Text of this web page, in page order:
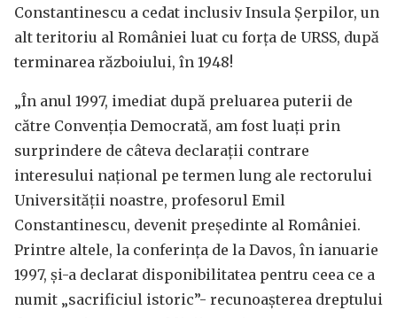
Constantinescu a cedat inclusiv Insula Șerpilor, un
alt teritoriu al României luat cu forța de URSS, după
terminarea războiului, în 1948!
„În anul 1997, imediat după preluarea puterii de
către Convenția Democrată, am fost luați prin
surprindere de câteva declarații contrare
interesului național pe termen lung ale rectorului
Universității noastre, profesorul Emil
Constantinescu, devenit președinte al României.
Printre altele, la conferința de la Davos, în ianuarie
1997, și-a declarat disponibilitatea pentru ceea ce a
numit „sacrificiul istoric”- recunoașterea dreptului